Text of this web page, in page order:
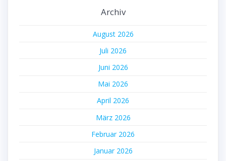
Archiv
August 2026
Juli 2026
Juni 2026
Mai 2026
April 2026
März 2026
Februar 2026
Januar 2026